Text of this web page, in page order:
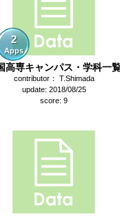
2
Apps
高専キャンパス・学科一
contributor： T.Shimada
update: 2018/08/25
score: 9